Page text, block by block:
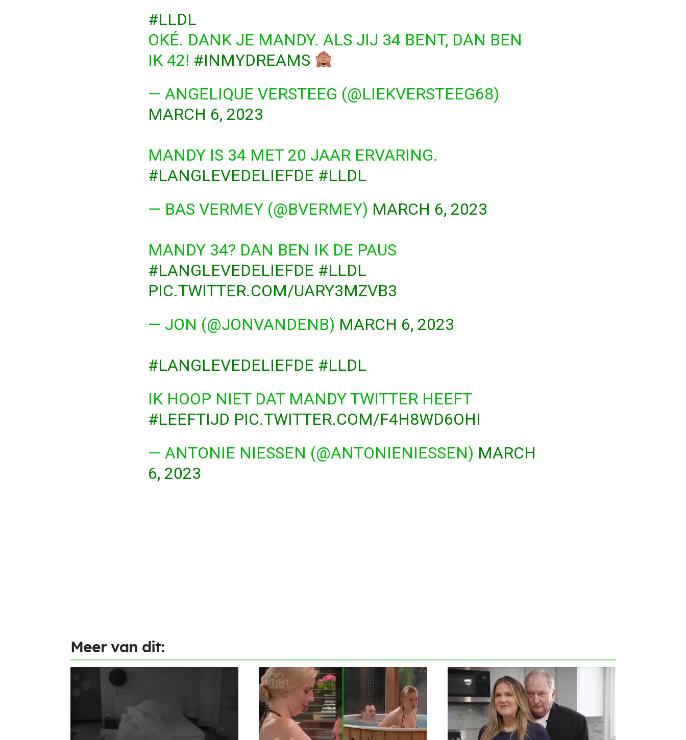
#LLDL
OKÉ. DANK JE MANDY. ALS JIJ 34 BENT, DAN BEN
IK 42! #INMYDREAMS
— ANGELIQUE VERSTEEG (@LIEKVERSTEEG68)
MARCH 6, 2023
MANDY IS 34 MET 20 JAAR ERVARING.
#LANGLEVEDELIEFDE #LLDL
— BAS VERMEY (@BVERMEY) MARCH 6, 2023
MANDY 34? DAN BEN IK DE PAUS
#LANGLEVEDELIEFDE #LLDL
PIC.TWITTER.COM/UARY3MZVB3
— JON (@JONVANDENB) MARCH 6, 2023
#LANGLEVEDELIEFDE #LLDL
IK HOOP NIET DAT MANDY TWITTER HEEFT
#LEEFTIJD PIC.TWITTER.COM/F4H8WD6OHI
— ANTONIE NIESSEN (@ANTONIENIESSEN) MARCH
6, 2023
Meer van dit: